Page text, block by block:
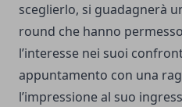
sceglierlo, si guadagnerà
round che hanno
l’interesse nei suoi
appuntamento con una
l’impressione al suo